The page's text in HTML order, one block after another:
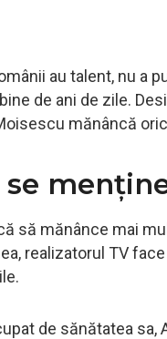
au talent, nu a
de ani de zile.
mănâncă
să mănânce mai
realizatorul TV
de sănătatea sa,